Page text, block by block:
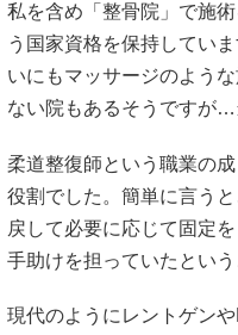
私を含め「整骨院」で施
う国家資格を保持してい
いにもマッサージのよう
ない院もあるそうですが…
柔道整復師という職業の
役割でした。簡単に言う
戻して必要に応じて固定
手助けを担っていたという
現代のようにレントゲン